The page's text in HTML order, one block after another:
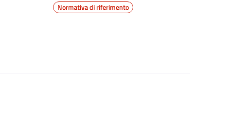
Normativa di riferimento